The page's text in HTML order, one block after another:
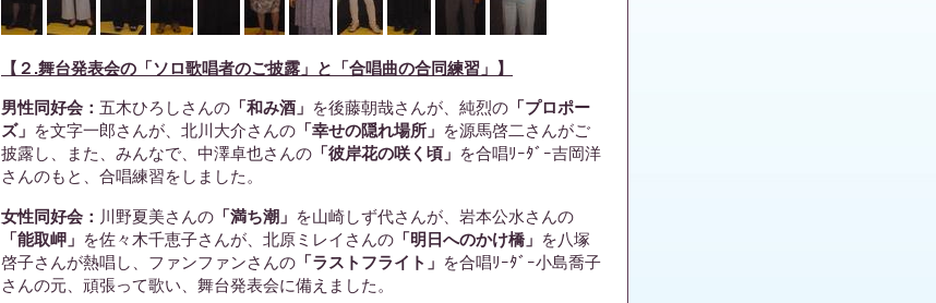
【２.舞台発表会の「ソロ歌唱者のご披露」と「合唱曲の合同練習」】
男性同好会： 五木ひろしさんの 「和み酒」 を後藤朝哉さんが、純烈の 「プロポー
ズ」 を文字一郎さんが、北川大介さんの 「幸せの隠れ場所」 を源馬啓二さんがご
披露し、また、みんなで、中澤卓也さんの 「彼岸花の咲く頃」 を合唱ﾘｰﾀﾞｰ吉岡洋
さんのもと、合唱練習をしました。
女性同好会： 川野夏美さんの 「満ち潮」 を山崎しず代さんが、岩本公水さんの
「能取岬」 を佐々木千恵子さんが、北原ミレイさんの 「明日へのかけ橋」 を八塚
啓子さんが熱唱し、ファンファンさんの 「ラストフライト」 を合唱ﾘｰﾀﾞｰ小島喬子
さんの元、頑張って歌い、舞台発表会に備えました。